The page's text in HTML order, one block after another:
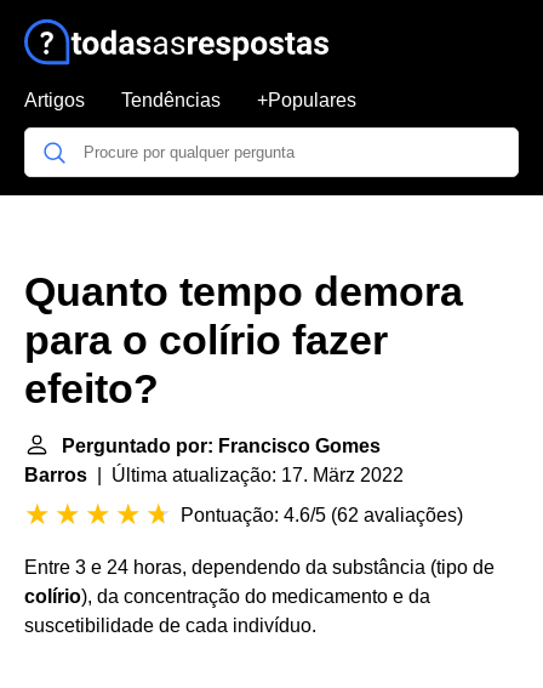
Artigos Tendências +Populares
Quanto tempo demora
para o colírio fazer
efeito?
Perguntado por: Francisco Gomes
Barros | Última atualização: 17. März 2022
Pontuação: 4.6/5 (62 avaliações)
Entre 3 e 24 horas, dependendo da substância (tipo de
colírio), da concentração do medicamento e da
suscetibilidade de cada indivíduo.